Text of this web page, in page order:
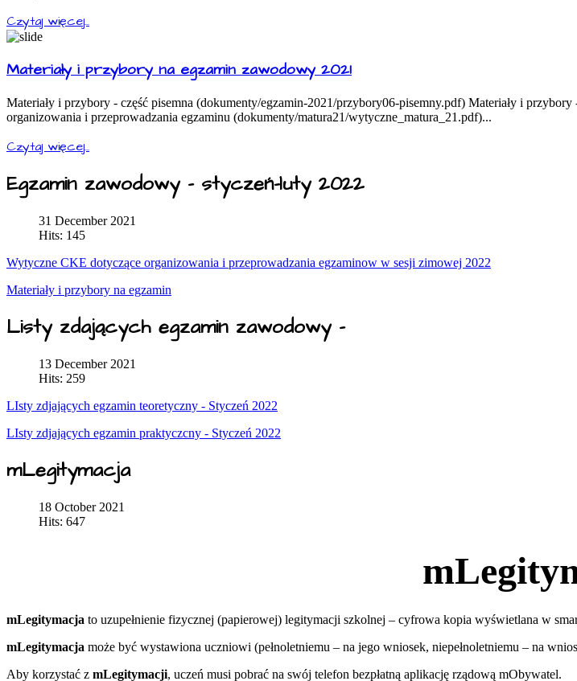
Czytaj więcej...
Materiały i przybory na egzamin zawodowy 2021
Materiały i przybory - część pisemna (dokumenty/egzamin-2021/przybory06-pisemny.pdf) Materiały i
organizowania i przeprowadzania egzaminu (dokumenty/matura21/wytyczne_matura_21.pdf)...
Czytaj więcej...
Egzamin zawodowy - styczeń-luty 2022
31 December 2021
Hits: 145
Wytyczne CKE dotyczące organizowania i przeprowadzania egzaminow w sesji zimowej 2022
Materiały i przybory na egzamin
Listy zdających egzamin zawodowy -
13 December 2021
Hits: 259
LIsty zdjających egzamin teoretyczny - Styczeń 2022
LIsty zdjających egzamin praktyczcny - Styczeń 2022
mLegitymacja
18 October 2021
Hits: 647
mLegitymacja to uzupełnienie fizycznej (papierowej) legitymacji szkolnej – cyfrowa kopia wyświetlana w
mLegitymacja może być wystawiona uczniowi (pełnoletniemu – na jego wniosek, niepełnoletniemu – na
Aby korzystać z mLegitymacji, uczeń musi pobrać na swój telefon bezpłatną aplikację rządową mObywatel.